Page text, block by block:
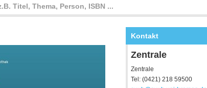
Kontakt
Zentrale
Zentrale
Tel: (0421) 218 59500